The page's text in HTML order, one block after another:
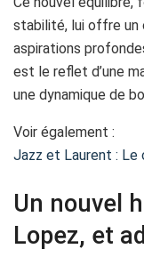
stabilité, lui offre un
aspirations
est le reflet d’une
une dynamique de
Voir également :
Jazz et Laurent : Le
Un nouvel
Lopez, et